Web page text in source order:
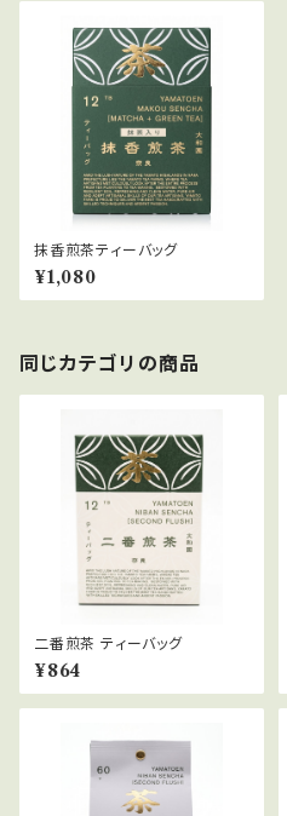
抹香煎茶ティーバッグ
¥1,080
同じカテゴリの商品
二番煎茶 ティーバッグ
¥864